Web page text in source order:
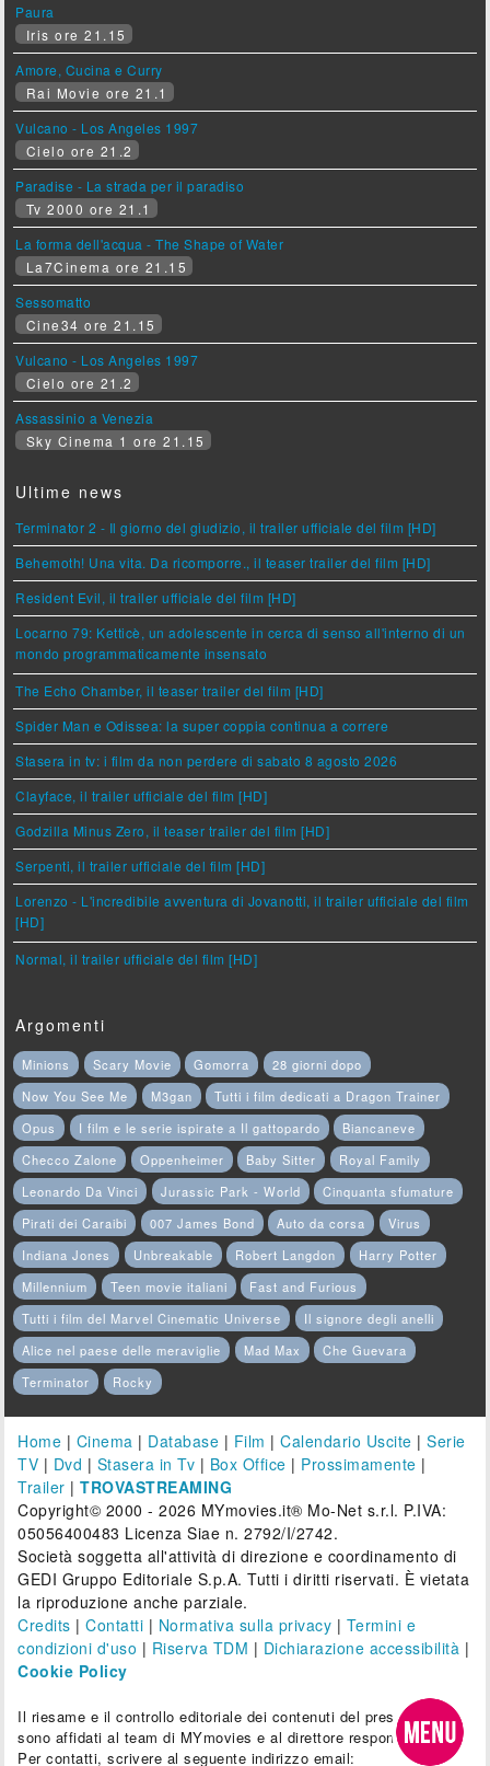
Paura
Iris ore 21.15
Amore, Cucina e Curry
Rai Movie ore 21.1
Vulcano - Los Angeles 1997
Cielo ore 21.2
Paradise - La strada per il paradiso
Tv 2000 ore 21.1
La forma dell'acqua - The Shape of Water
La7Cinema ore 21.15
Sessomatto
Cine34 ore 21.15
Vulcano - Los Angeles 1997
Cielo ore 21.2
Assassinio a Venezia
Sky Cinema 1 ore 21.15
Ultime news
Terminator 2 - Il giorno del giudizio, il trailer ufficiale del film [HD]
Behemoth! Una vita. Da ricomporre., il teaser trailer del film [HD]
Resident Evil, il trailer ufficiale del film [HD]
Locarno 79: Ketticè, un adolescente in cerca di senso all'interno di un
mondo programmaticamente insensato
The Echo Chamber, il teaser trailer del film [HD]
Spider Man e Odissea: la super coppia continua a correre
Stasera in tv: i film da non perdere di sabato 8 agosto 2026
Clayface, il trailer ufficiale del film [HD]
Godzilla Minus Zero, il teaser trailer del film [HD]
Serpenti, il trailer ufficiale del film [HD]
Lorenzo - L'incredibile avventura di Jovanotti, il trailer ufficiale del film
[HD]
Normal, il trailer ufficiale del film [HD]
Argomenti
Minions Scary Movie Gomorra
28 giorni dopo
Now You See Me
M3gan
Tutti i film dedicati a Dragon Trainer
Opus
I film e le serie ispirate a Il gattopardo
Biancaneve
Checco Zalone
Oppenheimer Baby Sitter
Royal Family
Leonardo Da Vinci
Jurassic Park - World
Cinquanta sfumature
Pirati dei Caraibi
007 James Bond Auto da corsa
Virus
Indiana Jones
Unbreakable Robert Langdon
Harry Potter
Millennium
Teen movie italiani
Fast and Furious
Tutti i film del Marvel Cinematic Universe
Il signore degli anelli
Alice nel paese delle meraviglie
Mad Max
Che Guevara
Terminator
Rocky
Home | Cinema | Database | Film |Calendario Uscite |Serie
TV | Dvd | Stasera in Tv | Box Office | Prossimamente |
Trailer |TROVASTREAMING
Copyright© 2000 - 2026 MYmovies.it® Mo-Net s.r.l. P.IVA:
05056400483 Licenza Siae n. 2792/I/2742.
Società soggetta all'attività di direzione e coordinamento di
GEDI Gruppo Editoriale S.p.A. Tutti i diritti riservati. È vietata
la riproduzione anche parziale.
Credits |Contatti | Normativa sulla privacy | Termini e
condizioni d'uso | Riserva TDM | Dichiarazione accessibilità |
Cookie Policy
Il riesame e il controllo editoriale dei contenuti del presente sito
sono affidati al team di MYmovies e al direttore responsabile.
Per contatti, scrivere al seguente indirizzo email: